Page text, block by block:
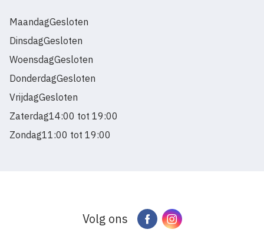
MaandagGesloten
DinsdagGesloten
WoensdagGesloten
DonderdagGesloten
VrijdagGesloten
Zaterdag14:00 tot 19:00
Zondag11:00 tot 19:00
Volg ons FacebookInstagram